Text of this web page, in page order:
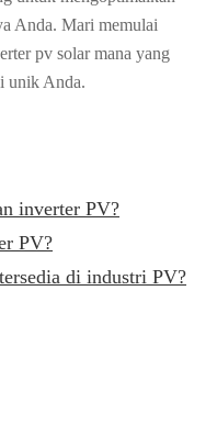
Anda. Mari memulai
pv solar mana yang
unik Anda.
inverter PV?
PV?
di industri PV?